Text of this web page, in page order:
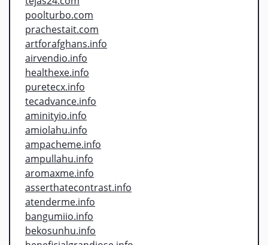
poolturbo.com
prachestait.com
artforafghans.info
airvendio.info
healthexe.info
puretecx.info
tecadvance.info
aminityio.info
amiolahu.info
ampacheme.info
ampullahu.info
aromaxme.info
asserthatecontrast.info
atenderme.info
bangumiio.info
bekosunhu.info